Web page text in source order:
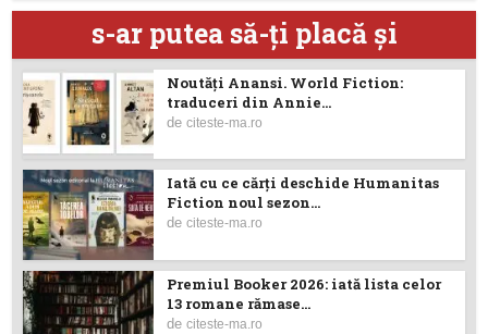
s-ar putea să-ţi placă şi
Noutăţi Anansi. World Fiction:
traduceri din Annie...
deciteste-ma.ro
Iată cu ce cărţi deschide Humanitas
Fiction noul sezon...
deciteste-ma.ro
Premiul Booker 2026: iată lista celor
13 romane rămase...
deciteste-ma.ro